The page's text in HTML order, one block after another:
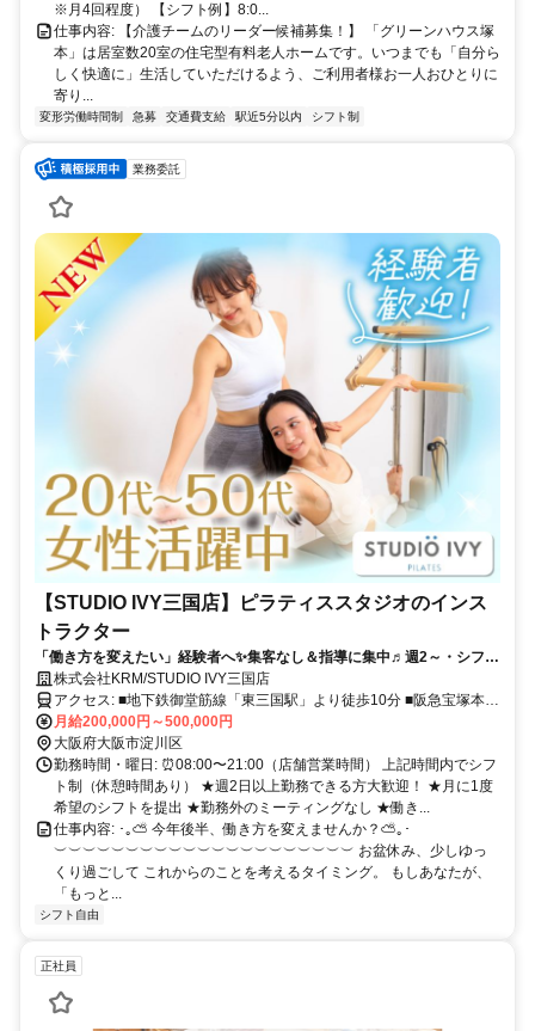
※月4回程度） 【シフト例】8:0...
仕事内容: 【介護チームのリーダー候補募集！】 「グリーンハウス塚
本」は居室数20室の住宅型有料老人ホームです。いつまでも「自分ら
しく快適に」生活していただけるよう、ご利用者様お一人おひとりに
寄り...
変形労働時間制 急募 交通費支給 駅近5分以内 シフト制
業務委託
【STUDIO IVY三国店】ピラティススタジオのインス
トラクター
「働き方を変えたい」経験者へ✨集客なし＆指導に集中♬週2～・シフト
自由！月50万円以上も可能◎
株式会社KRM/STUDIO IVY三国店
アクセス: ■地下鉄御堂筋線「東三国駅」より徒歩10分 ■阪急宝塚本線
「三国駅」より徒歩10分 ୨୧･･･････････････････････････････････୨୧
大阪北部エリア！ 新大阪・江坂・梅田・淡路・吹田方面 から通えま
す◎
月給200,000円～500,000円
大阪府大阪市淀川区
勤務時間・曜日: ⏰08:00〜21:00（店舗営業時間） 上記時間内でシフ
ト制（休憩時間あり） ★週2日以上勤務できる方大歓迎！ ★月に1度
希望のシフトを提出 ★勤務外のミーティングなし ★働き...
仕事内容: ･｡⛅ 今年後半、働き方を変えませんか？⛅｡･
︶︶︶︶︶︶︶︶︶︶︶︶︶︶︶︶︶︶︶︶︶ お盆休み、少しゆっ
くり過ごして これからのことを考えるタイミング。 もしあなたが、
「もっと...
シフト自由
正社員